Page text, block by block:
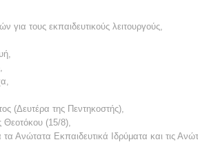
για τους εκπαιδευτικούς λειτουργούς,
(Δευτέρα της Πεντηκοστής),
Θεοτόκου (15/8),
τα Ανώτατα Εκπαιδευτικά Ιδρύματα και τις